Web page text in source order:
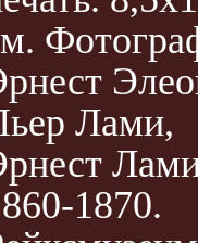
Лами,
1870.